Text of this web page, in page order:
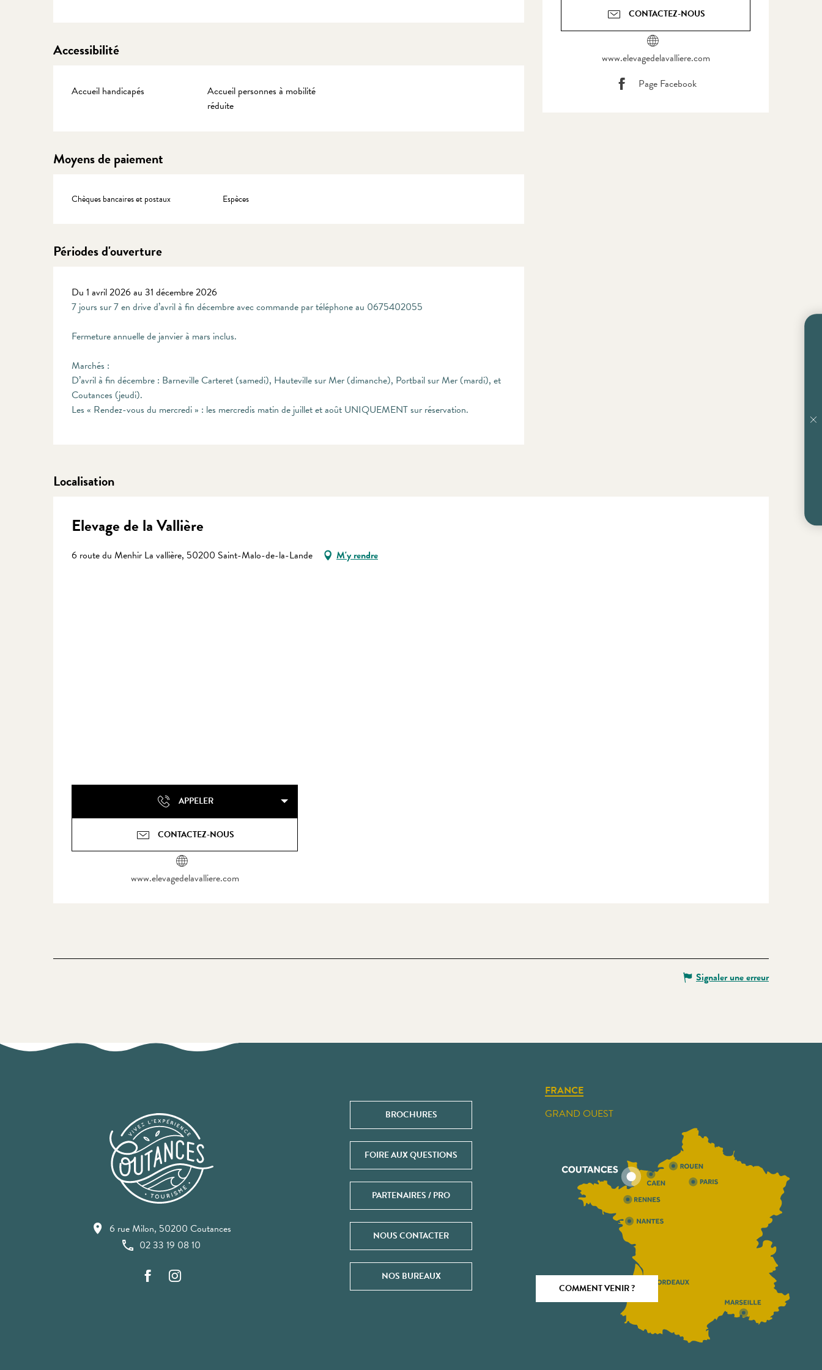
CONTACTEZ-NOUS
www.elevagedelavalliere.com
Page Facebook
Accessibilité
Accueil handicapés
Accueil personnes à mobilité
réduite
Moyens de paiement
Chèques bancaires et postaux Espèces
Périodes d'ouverture
Du 1 avril 2026 au 31 décembre 2026
7 jours sur 7 en drive d’avril à fin décembre avec commande par téléphone au 0675402055
Fermeture annuelle de janvier à mars inclus.
Marchés :
D’avril à fin décembre : Barneville Carteret (samedi), Hauteville sur Mer (dimanche), Portbail sur Mer (mardi), et
Coutances (jeudi).
Les « Rendez-vous du mercredi » : les mercredis matin de juillet et août UNIQUEMENT sur réservation.
Localisation
Elevage de la Vallière
6 route du Menhir La vallière, 50200 Saint-Malo-de-la-Lande M'y rendre
APPELER
CONTACTEZ-NOUS
www.elevagedelavalliere.com
Signaler une erreur
6 rue Milon, 50200 Coutances
02 33 19 08 10
BROCHURES
FOIRE AUX QUESTIONS
PARTENAIRES / PRO
NOUS CONTACTER
NOS BUREAUX
FRANCE
GRAND OUEST
COMMENT VENIR ?